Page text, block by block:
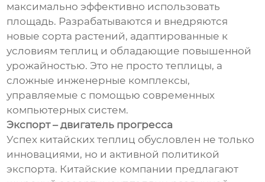
максимально эффективно использовать
площадь. Разрабатываются и внедряются
новые сорта растений, адаптированные к
условиям теплиц и обладающие повышенной
урожайностью. Это не просто теплицы, а
сложные инженерные комплексы,
управляемые с помощью современных
компьютерных систем.
Экспорт – двигатель прогресса
Успех китайских теплиц обусловлен не только
инновациями, но и активной политикой
экспорта. Китайские компании предлагают